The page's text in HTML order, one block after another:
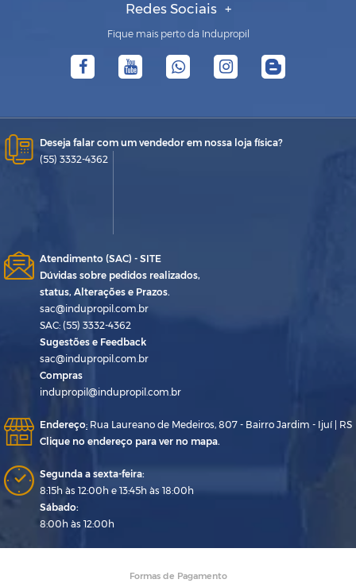
Redes Sociais
Fique mais perto da Indupropil
Deseja falar com um vendedor em nossa loja física?
(55) 3332-4362
Atendimento (SAC) - SITE
Dúvidas sobre pedidos realizados,
status, Alterações e Prazos.
sac@indupropil.com.br
SAC: (55) 3332-4362
Sugestões e Feedback
sac@indupropil.com.br
Compras
indupropil@indupropil.com.br
Endereço: Rua Laureano de Medeiros, 807 - Bairro Jardim - Ijuí | RS
Clique no endereço para ver no mapa.
Segunda a sexta-feira:
8:15h às 12:00h e 13:45h às 18:00h
Sábado:
8:00h às 12:00h
Formas de Pagamento